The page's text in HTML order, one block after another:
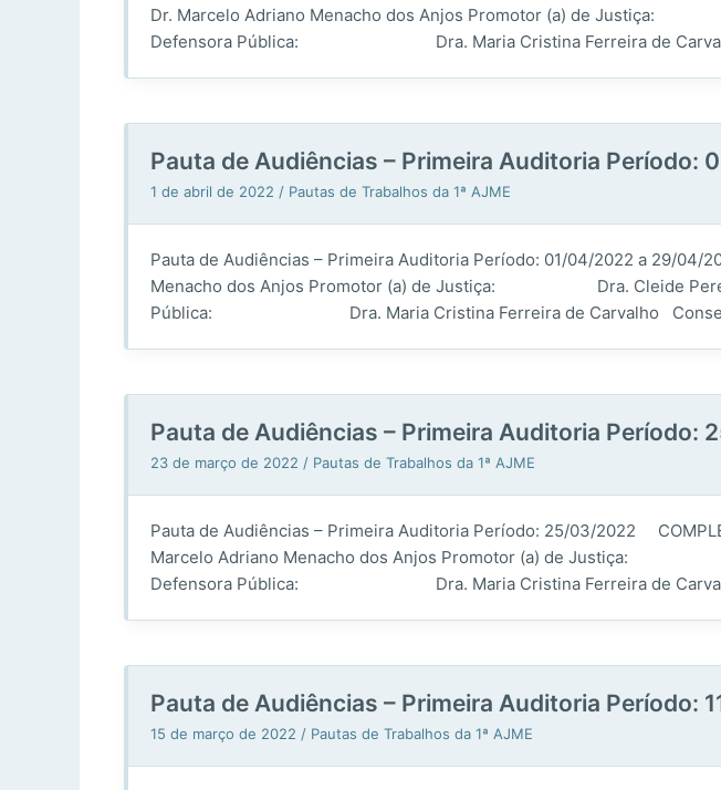
Dr. Marcelo Adriano Menacho dos Anjos Promotor (a) de Justiça:
Defensora Pública: Dra. Maria Cristina Ferreira de Carvalho
Pauta de Audiências – Primeira Auditoria
1 de abril de 2022 / Pautas de Trabalhos da 1ª AJME
Pauta de Audiências – Primeira Auditoria Período: 01/04/2022 a
Menacho dos Anjos Promotor (a) de Justiça: Dra. Cleide Pereira
Pública: Dra. Maria Cristina Ferreira de Carvalho Conselho
Pauta de Audiências – Primeira Auditoria Período:
23 de março de 2022 / Pautas de Trabalhos da 1ª AJME
Pauta de Audiências – Primeira Auditoria Período: 25/03/2022
Marcelo Adriano Menacho dos Anjos Promotor (a) de Justiça:
Defensora Pública: Dra. Maria Cristina Ferreira de Carvalho
Pauta de Audiências – Primeira Auditoria Período:
15 de março de 2022 / Pautas de Trabalhos da 1ª AJME